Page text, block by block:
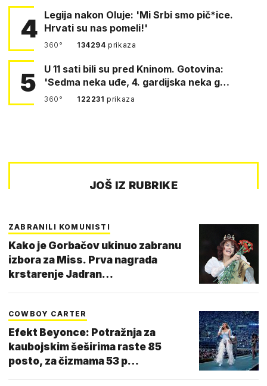
4 Legija nakon Oluje: 'Mi Srbi smo pič*ice.
Hrvati su nas pomeli!'
360° 134294prikaza
5
U 11 sati bili su pred Kninom. Gotovina:
'Sedma neka uđe, 4. gardijska neka g…
360° 122231prikaza
JOŠ IZ RUBRIKE
ZABRANILI KOMUNISTI
Kako je Gorbačov ukinuo zabranu
izbora za Miss. Prva nagrada
krstarenje Jadran…
COWBOY CARTER
Efekt Beyonce: Potražnja za
kaubojskim šeširima raste 85
posto, za čizmama 53 p…